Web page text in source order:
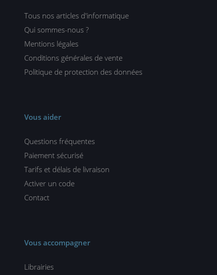
Tous nos articles d'informatique
Qui sommes-nous ?
Mentions légales
Conditions générales de vente
Politique de protection des données
Vous aider
Questions fréquentes
Paiement sécurisé
Tarifs et délais de livraison
Activer un code
Contact
Vous accompagner
Librairies